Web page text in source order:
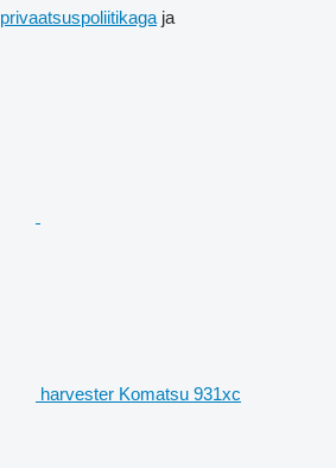
privaatsuspoliitikaga ja
harvester Komatsu 931xc